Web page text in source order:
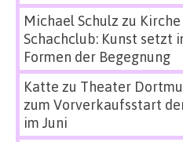
Michael Schulz zu
Schachclub: Kunst setzt
Formen der Begegnung
Katte zu Theater
zum Vorverkaufsstart
im Juni